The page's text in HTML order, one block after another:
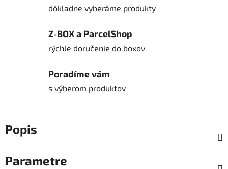
dôkladne vyberáme produkty
Z-BOX a ParcelShop
rýchle doručenie do boxov
Poradíme vám
s výberom produktov
Popis
Parametre